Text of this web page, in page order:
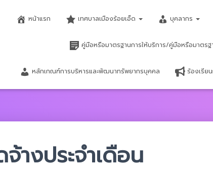
หน้าแรก เทศบาลเมืองร้อยเอ็ด บุคลากร
คู่มือหรือมาตรฐานการให้บริการ/คู่มือหรือมาตร
หลักเกณฑ์การบริหารและพัฒนาทรัพยากรบุคคล ร้องเรีย
างประจำเดือน